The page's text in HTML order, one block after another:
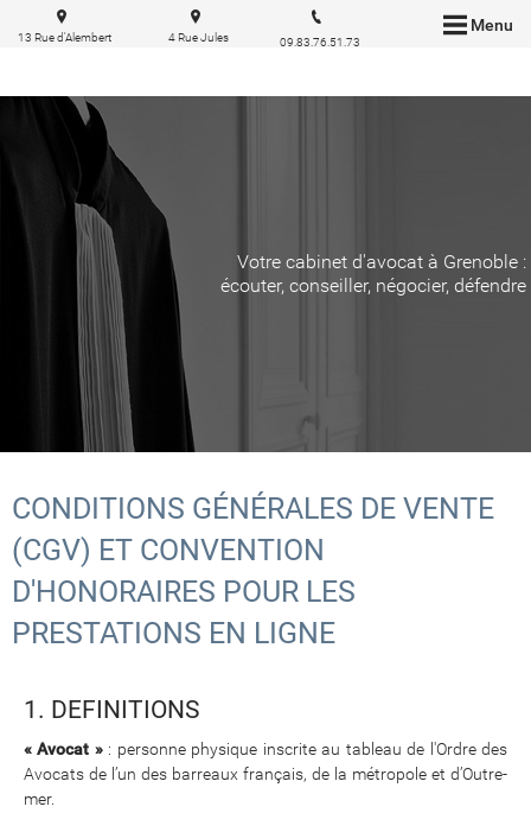
Menu
13 Rue d'Alembert
4 Rue Jules
09.83.76.51.73
Votre cabinet d'avocat à Grenoble :
écouter, conseiller, négocier, défendre
CONDITIONS GÉNÉRALES DE VENTE
(CGV) ET CONVENTION
D'HONORAIRES POUR LES
PRESTATIONS EN LIGNE
1. DEFINITIONS
« Avocat »: personne physique inscrite au tableau de l'Ordre des
Avocats de l’un des barreaux français, de la métropole et d’Outre-
mer.